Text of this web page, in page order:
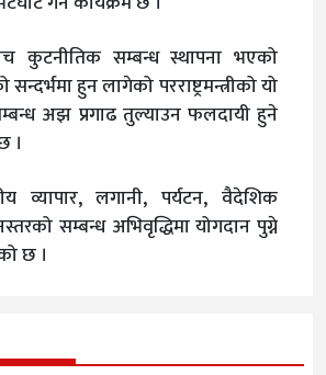
कुटनीतिक सम्बन्ध स्थापना भएको
हुन लागेको परराष्ट्रमन्त्रीको यो
अझ प्रगाढ तुल्याउन फलदायी हुने
।
व्यापार, लगानी, पर्यटन, वैदेशिक
सम्बन्ध अभिवृद्धिमा योगदान पुग्ने
छ ।